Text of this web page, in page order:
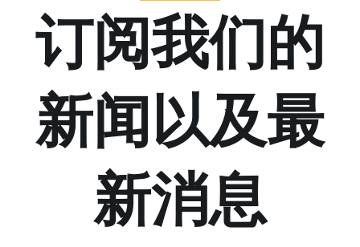
订阅我们的
新闻以及最
新消息